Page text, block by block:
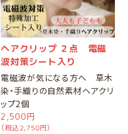
ヘアクリップ ２点 電磁
波対策シート入り
電磁波が気になる方へ 草木
染・手織りの自然素材ヘアクリ
ップ2個
2,500円
（税込2,750円）